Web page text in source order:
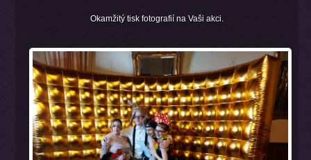
Okamžitý tisk fotografií na Vaši akci.